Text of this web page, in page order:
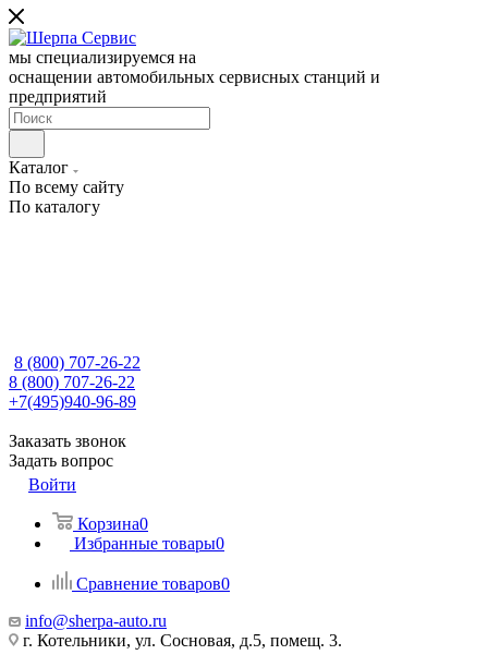
мы специализируемся на
оснащении автомобильных сервисных станций и
предприятий
Каталог
По всему сайту
По каталогу
8 (800) 707-26-22
8 (800) 707-26-22
+7(495)940-96-89
Заказать звонок
Задать вопрос
Войти
Корзина0
Избранные товары0
Сравнение товаров0
info@sherpa-auto.ru
г. Котельники, ул. Сосновая, д.5, помещ. 3.